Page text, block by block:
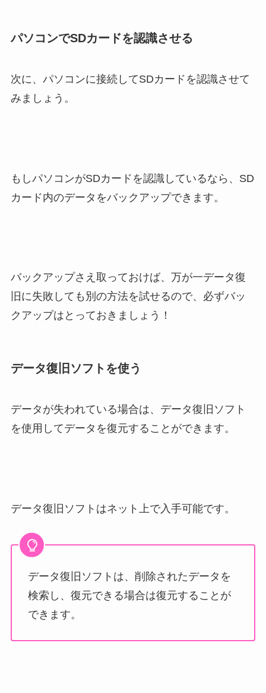
パソコンでSDカードを認識させる
次に、パソコンに接続してSDカードを認識させて
みましょう。
もしパソコンがSDカードを認識しているなら、SD
カード内のデータをバックアップできます。
バックアップさえ取っておけば、万が一データ復
旧に失敗しても別の方法を試せるので、必ずバッ
クアップはとっておきましょう！
データ復旧ソフトを使う
データが失われている場合は、データ復旧ソフト
を使用してデータを復元することができます。
データ復旧ソフトはネット上で入手可能です。
データ復旧ソフトは、削除されたデータを
検索し、復元できる場合は復元することが
できます。